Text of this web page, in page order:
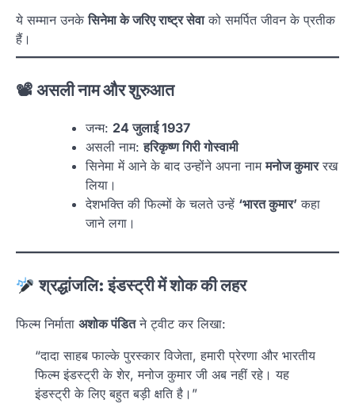
ये सम्मान उनकेसिनेमा के जरिए राष्ट्र सेवाको समर्पित जीवन के प्रतीक
हैं।
📽 असली नाम और शुरुआत
जन्म: 24 जुलाई 1937
असली नाम:हरिकृष्ण गिरी गोस्वामी
सिनेमा में आने के बाद उन्होंने अपना नाममनोज कुमाररख
लिया।
देशभक्ति की फिल्मों के चलते उन्हें ‘भारत कुमार’ कहा
जाने लगा।
श्रद्धांजलि: इंडस्ट्री में शोक की लहर
फिल्म निर्माता अशोक पंडितने ट्वीट कर लिखा:
“दादा साहब फाल्के पुरस्कार विजेता, हमारी प्रेरणा और भारतीय
फिल्म इंडस्ट्री के शेर, मनोज कुमार जी अब नहीं रहे। यह
इंडस्ट्री के लिए बहुत बड़ी क्षति है।”